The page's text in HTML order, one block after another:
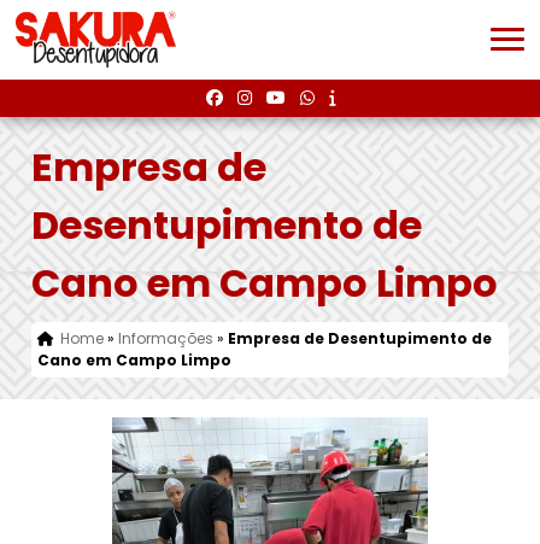
Empresa de
Desentupimento de
Cano em Campo Limpo
Home» Informações » Empresa de Desentupimento de
Cano em Campo Limpo